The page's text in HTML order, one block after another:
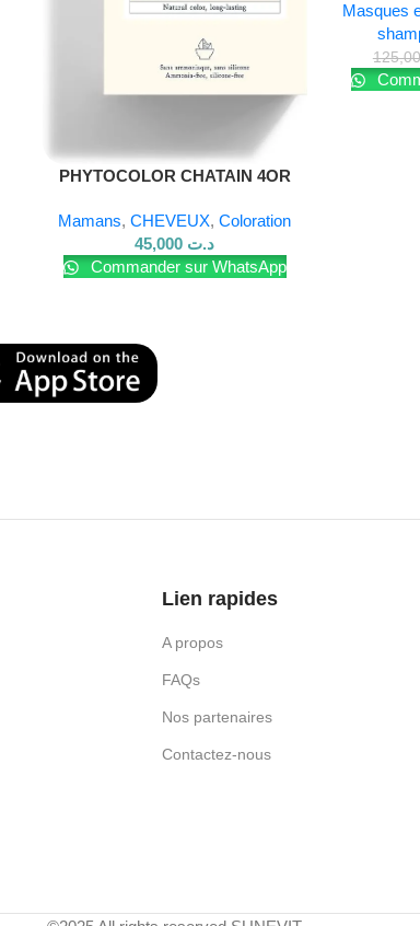
PHYTOCOLOR CHATAIN 4OR
Mamans,CHEVEUX,Coloration
د.ت
Commander sur WhatsApp
Masques
Lien rapides
A propos
FAQs
Nos partenaires
Contactez-nous